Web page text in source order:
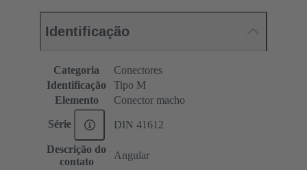
Identificação
Categoria
Conectores
Identificação
Tipo M
Elemento
Conector macho
Série DIN 41612
Descrição do
contato
Angular